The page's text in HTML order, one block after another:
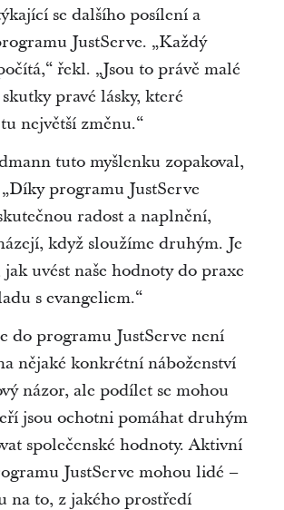
se dalšího posílení a
JustServe. „Každý
řekl. „Jsou to právě malé
pravé lásky, které
největší změnu.“
tuto myšlenku zopakoval,
programu JustServe
radost a naplnění,
když sloužíme druhým. Je
uvést naše hodnoty do praxe
s evangeliem.“
do programu JustServe není
nějaké konkrétní náboženství
názor, ale podílet se mohou
jsou ochotni pomáhat druhým
společenské hodnoty. Aktivní
JustServe mohou lidé –
na to, z jakého prostředí